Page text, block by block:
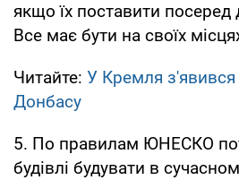
якщо їх поставити посеред
Все має бути на своїх
Читайте: У Кремля
Донбасу
5. По правилам ЮНЕСКО
будівлі будувати в